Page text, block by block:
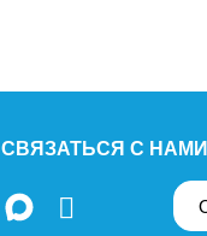
СВЯЗАТЬСЯ С НАМИ